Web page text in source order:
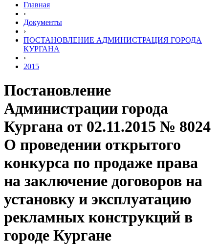
Главная
›
Документы
›
ПОСТАНОВЛЕНИЕ АДМИНИСТРАЦИЯ ГОРОДА
КУРГАНА
›
2015
Постановление
Администрации города
Кургана от 02.11.2015 № 8024
О проведении открытого
конкурса по продаже права
на заключение договоров на
установку и эксплуатацию
рекламных конструкций в
городе Кургане